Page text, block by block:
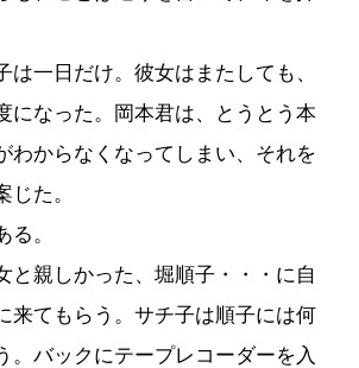
一日だけ。彼女はまたしても、
になった。岡本君は、とうとう本
わからなくなってしまい、それを
じた。
。
親しかった、堀順子・・・に自
来てもらう。サチ子は順子には何
。バックにテープレコーダーを入